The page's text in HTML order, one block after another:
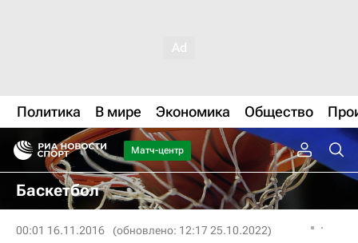
Политика В мире Экономика Общество
Матч-центр
Баскетбол
00:01 16.11.2016 (обновлено: 12:17 25.10.2022)